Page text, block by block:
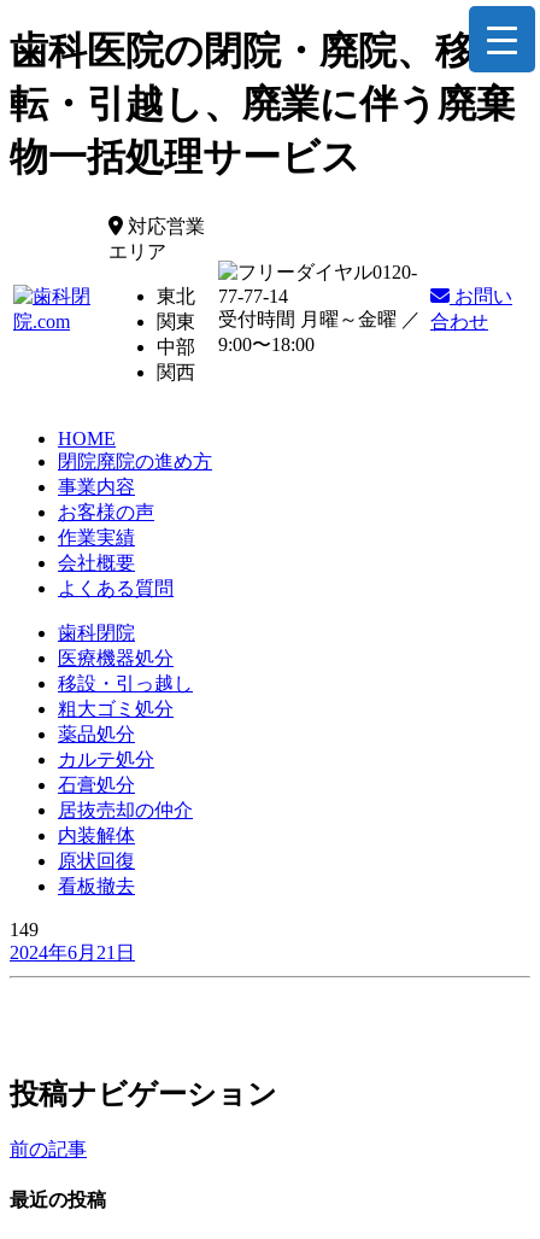
歯科医院の閉院・廃院、移
転・引越し、廃業に伴う廃棄
物一括処理サービス
対応営業
エリア
東北
関東
中部
関西
0120-
77-77-14
受付時間 月曜～金曜 ／
9:00〜18:00
お問い
合わせ
HOME
閉院廃院の進め方
事業内容
お客様の声
作業実績
会社概要
よくある質問
歯科閉院
医療機器処分
移設・引っ越し
粗大ゴミ処分
薬品処分
カルテ処分
石膏処分
居抜売却の仲介
内装解体
原状回復
看板撤去
149
2024年6月21日
投稿ナビゲーション
前の記事
最近の投稿